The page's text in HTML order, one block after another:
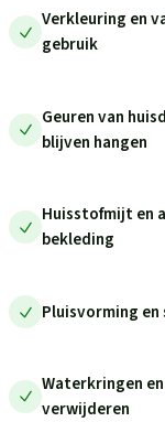
Verkleuring en
gebruik
Geuren van
blijven hangen
Huisstofmijt en
bekleding
Pluisvorming
Waterkringen
verwijderen